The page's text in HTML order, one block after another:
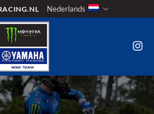
Nederlands